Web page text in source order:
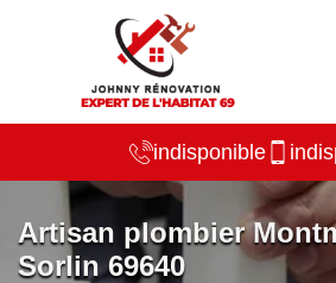
indisponible
Artisan plombier
Sorlin 69640